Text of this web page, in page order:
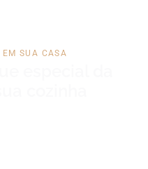
EM SUA CASA